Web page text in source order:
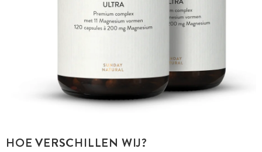
HOE VERSCHILLEN WIJ?